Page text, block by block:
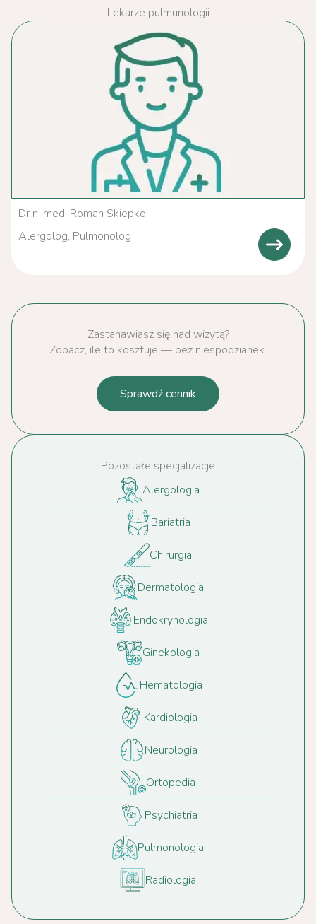
Pozostałe specjalizacje
Alergologia
Bariatria
Chirurgia
Dermatologia
Endokrynologia
Ginekologia
Hematologia
Kardiologia
Neurologia
Ortopedia
Psychiatria
Pulmonologia
Radiologia
Zastanawiasz się nad wizytą?
Zobacz, ile to kosztuje — bez niespodzianek.
Sprawdź cennik
Lekarze pulmunologii
Dr n. med. Roman Skiepko
Alergolog, Pulmonolog